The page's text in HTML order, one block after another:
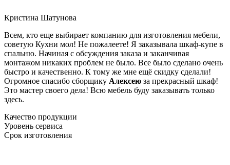
Кристина Шатунова
Всем, кто еще выбирает компанию для изготовления мебели,
советую Кухни мол! Не пожалеете! Я заказывала шкаф-купе в
спальню. Начиная с обсуждения заказа и заканчивая
монтажом никаких проблем не было. Все было сделано очень
быстро и качественно. К тому же мне ещё скидку сделали!
Огромное спасибо сборщику Алексею за прекрасный шкаф!
Это мастер своего дела! Всю мебель буду заказывать только
здесь.
Качество продукции
Уровень сервиса
Срок изготовления